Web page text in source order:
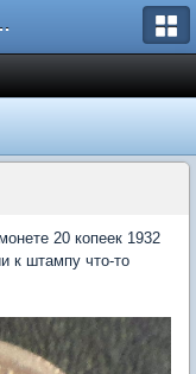
20 копеек 1932
к штампу что-то